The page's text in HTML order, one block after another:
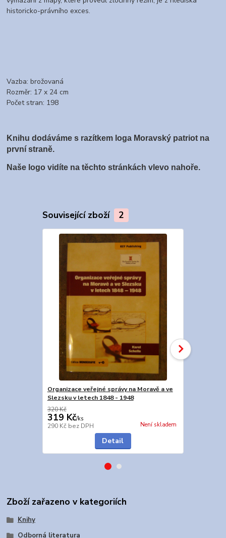
historicko-právního exces.
Vazba: brožovaná
Rozměr: 17 x 24 cm
Počet stran: 198
Knihu dodáváme s razítkem loga Moravský patriot na
první straně.
Naše logo vidíte na těchto stránkách vlevo nahoře.
Související zboží 2
Organizace veřejné správy na Moravě a ve
Slezsku v letech 1848 - 1948
320 Kč
319 Kč/ks
290 Kč bez DPH Není skladem
Detail
Zboží zařazeno v kategoriích
Knihy
Odborná literatura